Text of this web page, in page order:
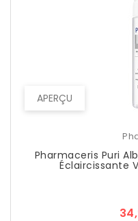
APERÇU
Pharmaceris Puri
Éclaircissante